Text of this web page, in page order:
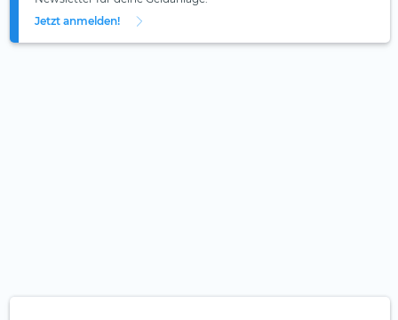
Jetzt anmelden!